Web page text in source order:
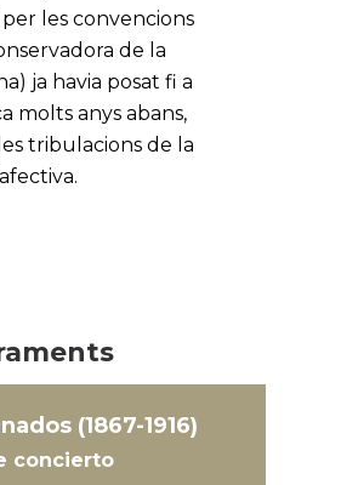
les convencions
de la
ja havia posat fi a
molts anys abans,
tribulacions de la
(1867-1916)
concierto